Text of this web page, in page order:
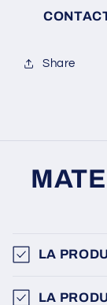
Share
LA
LA